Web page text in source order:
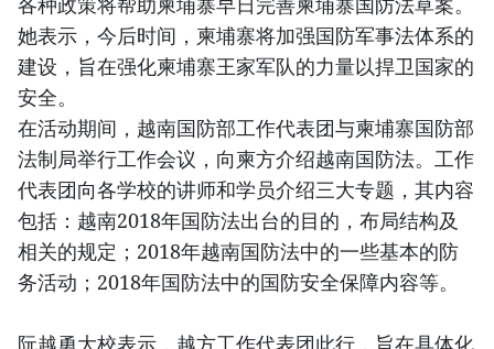
她表示，今后时间，柬埔寨将加强国防军事法体系的
建设，旨在强化柬埔寨王家军队的力量以捍卫国家的
安全。
在活动期间，越南国防部工作代表团与柬埔寨国防部
法制局举行工作会议，向柬方介绍越南国防法。工作
代表团向各学校的讲师和学员介绍三大专题，其内容
包括：越南2018年国防法出台的目的，布局结构及
相关的规定；2018年越南国防法中的一些基本的防
务活动；2018年国防法中的国防安全保障内容等。
阮越勇大校表示，越方工作代表团此行，旨在具体化